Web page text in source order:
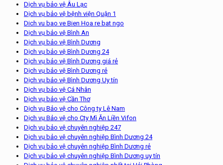
Dịch vụ bảo vệ Âu Lạc
Dịch vụ bảo vệ bệnh viện Quận 1
Dich vu bao ve Bien Hoa re bat ngo
Dịch vụ bảo vệ Bình An
Dịch vụ bảo vệ Bình Dương
Dịch vụ bảo vệ Bình Dương 24
Dịch vụ bảo vệ Bình Dương giá rẻ
Dịch vụ bảo vệ Bình Dương rẻ
Dịch vụ bảo vệ Bình Dương Uy tín
Dịch vụ bảo vệ Cá Nhân
Dịch vụ bảo vệ Cần Thơ
Dịch vụ Bảo vệ cho Công ty Lê Nam
Dịch vụ Bảo vệ cho Cty Mì Ăn Liền Vifon
Dịch vụ bảo vệ chuyên nghiệp 247
Dịch vụ bảo vệ chuyên nghiệp Bình Dương 24
Dịch vụ bảo vệ chuyên nghiệp Bình Dương rẻ
Dịch vụ bảo vệ chuyên nghiệp Bình Dương uy tín